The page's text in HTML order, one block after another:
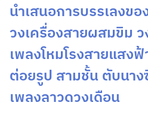
นำเสนอการบรรเลงข
วงเครื่องสายผสมขิม ว
เพลงโหมโรงสายแสง
ต่อยรูป สามชั้น ตับนาง
เพลงลาวดวงเดือน